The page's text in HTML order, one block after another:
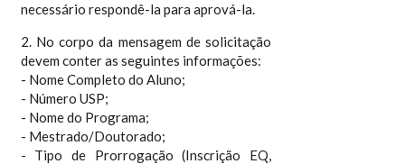
necessário respondê-la para aprová-la.
2. No corpo da mensagem de solicitação
devem conter as seguintes informações:
- Nome Completo do Aluno;
- Número USP;
- Nome do Programa;
- Mestrado/Doutorado;
- Tipo de Prorrogação (Inscrição EQ,